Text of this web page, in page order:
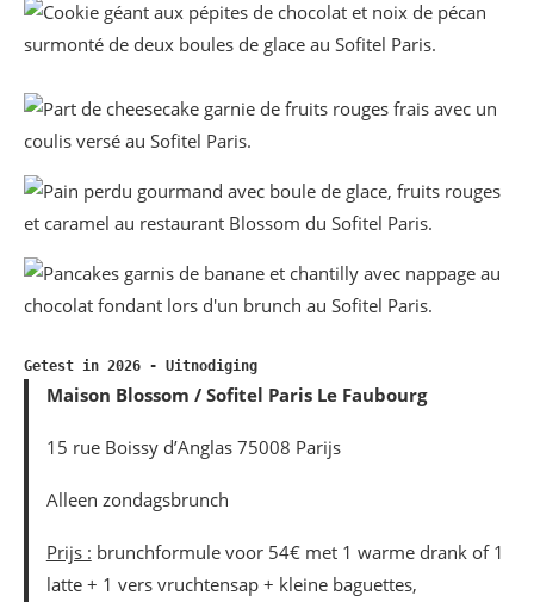
Getest in 2026 - Uitnodiging
Maison Blossom / Sofitel Paris Le Faubourg
15 rue Boissy d’Anglas 75008 Parijs
Alleen zondagsbrunch
Prijs : brunchformule voor 54€ met 1 warme drank of 1
latte + 1 vers vruchtensap + kleine baguettes,